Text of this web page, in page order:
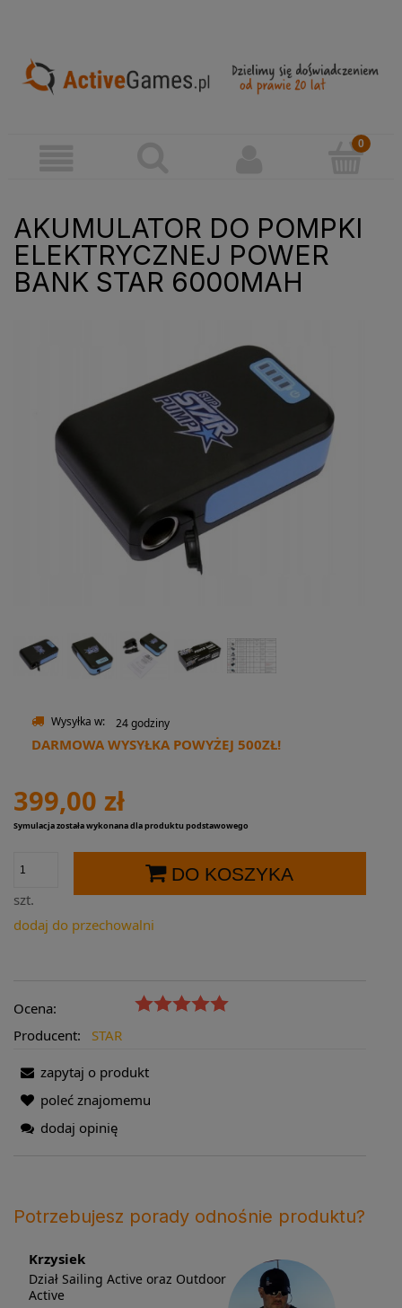
AKUMULATOR DO POMPKI
ELEKTRYCZNEJ POWER
BANK STAR 6000MAH
Wysyłka w: 24 godziny
DARMOWA WYSYŁKA POWYŻEJ 500ZŁ!
399,00 zł
Symulacja została wykonana dla produktu podstawowego
szt.
DO KOSZYKA
dodaj do przechowalni
Ocena:
Producent:
STAR
zapytaj o produkt
poleć znajomemu
dodaj opinię
Potrzebujesz porady odnośnie produktu?
Krzysiek
Dział Sailing Active oraz Outdoor
Active